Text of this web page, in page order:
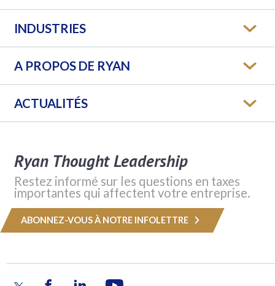
INDUSTRIES
A PROPOS DE RYAN
ACTUALITÉS
Ryan Thought Leadership
Restez informé sur les questions en taxes
importantes qui affectent votre entreprise.
ABONNEZ-VOUS À NOTRE INFOLETTRE